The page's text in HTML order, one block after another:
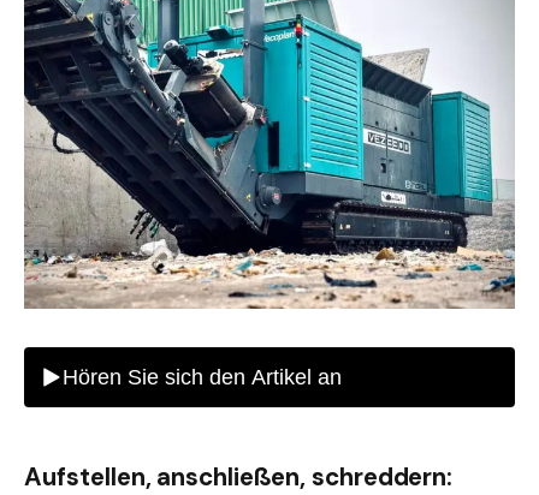
Aufstellen, anschließen, schreddern: